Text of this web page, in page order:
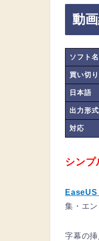
動
ソフト名
買い切
日本語
出力形式
対応
シンプ
集・エン
字幕の